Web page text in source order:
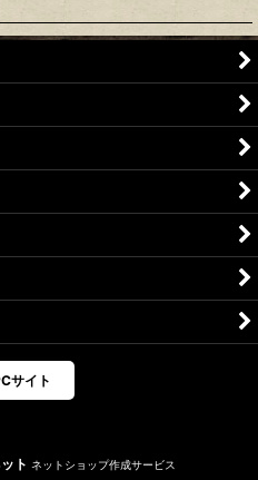
サイト
ト ネットショップ作成サービス